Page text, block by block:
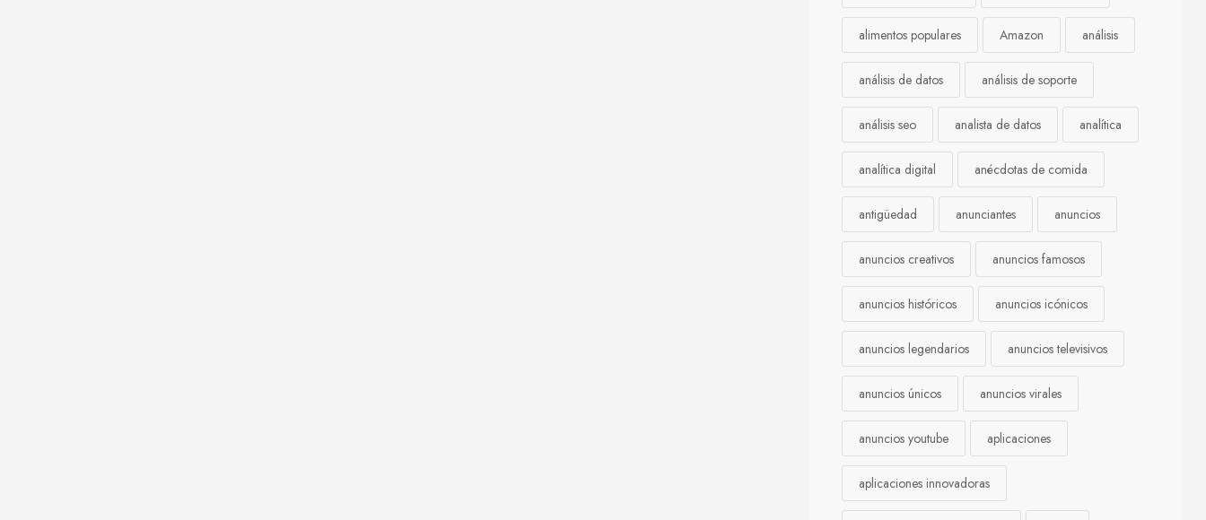
alimentos populares Amazon análisis
análisis de datos análisis de soporte
análisis seo analista de datos analítica
analítica digital anécdotas de comida
antigüedad anunciantes anuncios
anuncios creativos anuncios famosos
anuncios históricos anuncios icónicos
anuncios legendarios anuncios televisivos
anuncios únicos anuncios virales
anuncios youtube aplicaciones
aplicaciones innovadoras